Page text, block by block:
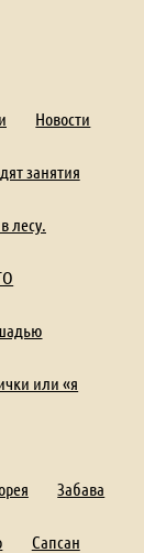
Новости
занятия
лесу.
или «я
Забава
Сапсан